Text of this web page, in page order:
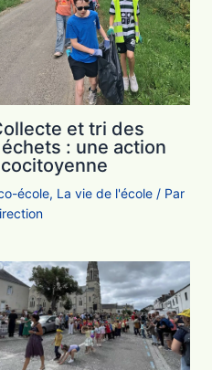
et tri des
: une action
école, La vie de l'école/ Par